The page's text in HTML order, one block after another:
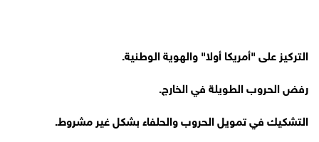
التركيز على "أمريكا أولا" والهوية الوطنية.
رفض الحروب الطويلة في الخارج.
التشكيك في تمويل الحروب والحلفاء بشكل غير مشروط.